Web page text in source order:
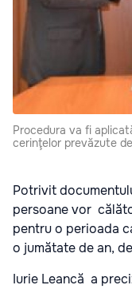
Procedura va fi
cerinţelor prevăzute
Potrivit
persoane vor
pentru o perioada
o jumătate de an,
Iurie Leancă a